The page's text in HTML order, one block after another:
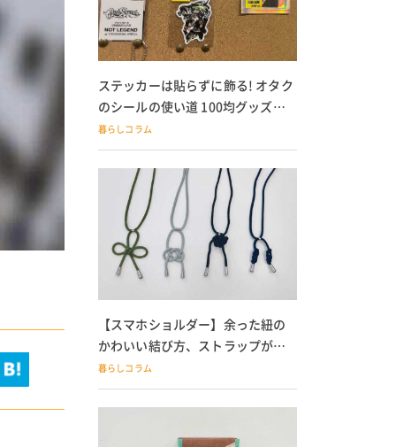
ステッカーは貼らずに飾る! オタク
のシールの使い道 100均グッズで
の飾り方も
暮らしコラム
【スマホショルダー】余った紐の
かわいい結び方、ストラップが落
ちる人必見
暮らしコラム